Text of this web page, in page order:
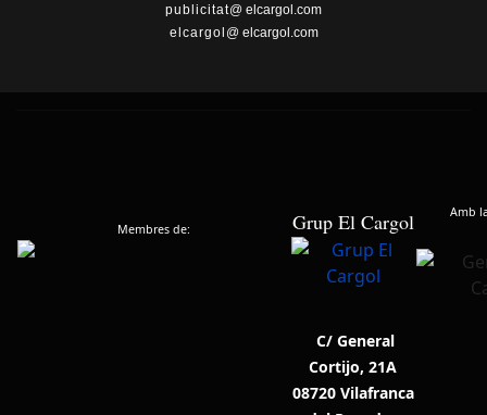
publicitat@ elcargol.com
elcargol @ elcargol.com
Membres de: Grup El Cargol Amb
C/ General
Cortijo, 21A
08720 Vilafranca